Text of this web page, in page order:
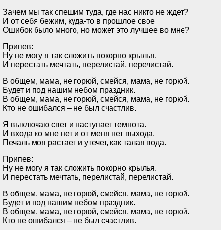
Зачем мы так спешим туда, где нас никто не ждет?
И от себя бежим, куда-то в прошлое свое
Ошибок было много, но может это лучшее во мне?
Припев:
Ну не могу я так сложить покорно крылья.
И перестать мечтать, перелистай, перелистай.
В общем, мама, не горюй, смейся, мама, не горюй.
Будет и под нашим небом праздник.
В общем, мама, не горюй, смейся, мама, не горюй.
Кто не ошибался – не был счастлив.
Я выключаю свет и наступает темнота.
И входа ко мне нет и от меня нет выхода.
Печаль моя растает и утечет, как талая вода.
Припев:
Ну не могу я так сложить покорно крылья.
И перестать мечтать, перелистай, перелистай.
В общем, мама, не горюй, смейся, мама, не горюй.
Будет и под нашим небом праздник.
В общем, мама, не горюй, смейся, мама, не горюй.
Кто не ошибался – не был счастлив.